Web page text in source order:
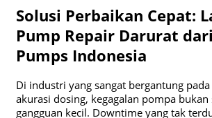
Solusi Perbaikan Cepat:
Pump Repair Darurat
Pumps Indonesia
Di industri yang sangat bergantung
akurasi dosing, kegagalan pompa bukan
gangguan kecil. Downtime yang tak